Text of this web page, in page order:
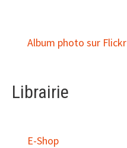
Album photo sur Flickr
Librairie
E-Shop